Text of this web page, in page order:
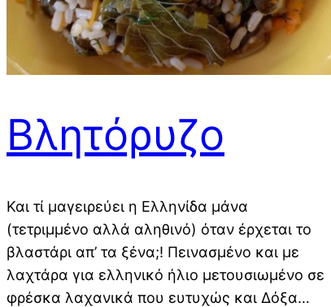
Βλητόρυζο
Και τί μαγειρεύει η Ελληνίδα μάνα
(τετριμμένο αλλά αληθινό) όταν έρχεται το
βλαστάρι απ’ τα ξένα;! Πεινασμένο και με
λαχτάρα για ελληνικό ήλιο μετουσιωμένο σε
φρέσκα λαχανικά που ευτυχώς και Δόξα…